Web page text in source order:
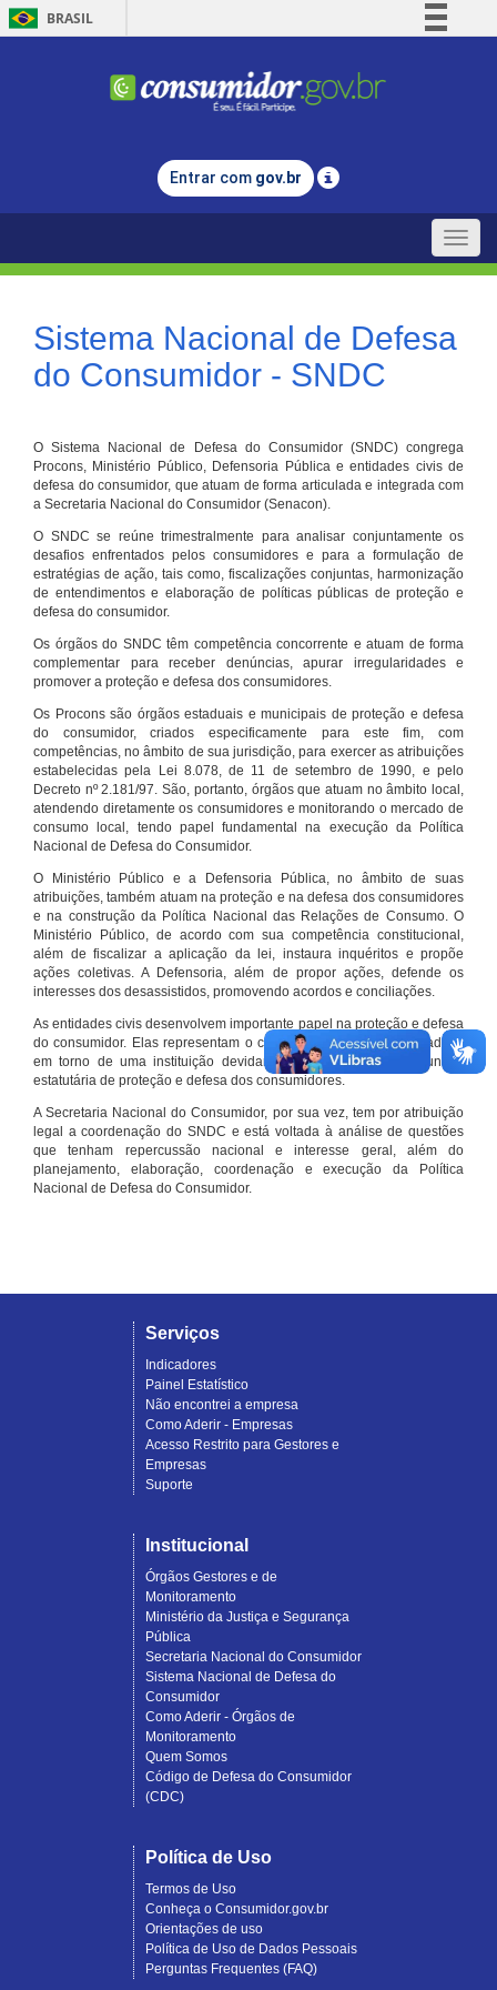
BRASIL
Comunica BR
Legislação
Entrar com gov.br
Toggle
Sistema Nacional de Defesa
do Consumidor - SNDC
O Sistema Nacional de Defesa do Consumidor (SNDC) congrega
Procons, Ministério Público, Defensoria Pública e entidades civis de
defesa do consumidor, que atuam de forma articulada e integrada com
a Secretaria Nacional do Consumidor (Senacon).
O SNDC se reúne trimestralmente para analisar conjuntamente os
desafios enfrentados pelos consumidores e para a formulação de
estratégias de ação, tais como, fiscalizações conjuntas, harmonização
de entendimentos e elaboração de políticas públicas de proteção e
defesa do consumidor.
Os órgãos do SNDC têm competência concorrente e atuam de forma
complementar para receber denúncias, apurar irregularidades e
promover a proteção e defesa dos consumidores.
Os Procons são órgãos estaduais e municipais de proteção e defesa
do consumidor, criados especificamente para este fim, com
competências, no âmbito de sua jurisdição, para exercer as atribuições
estabelecidas pela Lei 8.078, de 11 de setembro de 1990, e pelo
Decreto nº 2.181/97. São, portanto, órgãos que atuam no âmbito local,
atendendo diretamente os consumidores e monitorando o mercado de
consumo local, tendo papel fundamental na execução da Política
Nacional de Defesa do Consumidor.
O Ministério Público e a Defensoria Pública, no âmbito de suas
atribuições, também atuam na proteção e na defesa dos consumidores
e na construção da Política Nacional das Relações de Consumo. O
Ministério Público, de acordo com sua competência constitucional,
além de fiscalizar a aplicação da lei, instaura inquéritos e propõe
ações coletivas. A Defensoria, além de propor ações, defende os
interesses dos desassistidos, promovendo acordos e conciliações.
As entidades civis desenvolvem importante papel na proteção e defesa
do consumidor. Elas representam o conjunto organizado de cidadãos
em torno de uma instituição devidamente registrada e com função
estatutária de proteção e defesa dos consumidores.
A Secretaria Nacional do Consumidor, por sua vez, tem por atribuição
legal a coordenação do SNDC e está voltada à análise de questões
que tenham repercussão nacional e interesse geral, além do
planejamento, elaboração, coordenação e execução da Política
Nacional de Defesa do Consumidor.
Serviços
Indicadores
Painel Estatístico
Não encontrei a empresa
Como Aderir - Empresas
Acesso Restrito para Gestores e
Empresas
Suporte
Institucional
Órgãos Gestores e de
Monitoramento
Ministério da Justiça e Segurança
Pública
Secretaria Nacional do Consumidor
Sistema Nacional de Defesa do
Consumidor
Como Aderir - Órgãos de
Monitoramento
Quem Somos
Código de Defesa do Consumidor
(CDC)
Política de Uso
Termos de Uso
Conheça o Consumidor.gov.br
Orientações de uso
Política de Uso de Dados Pessoais
Perguntas Frequentes (FAQ)